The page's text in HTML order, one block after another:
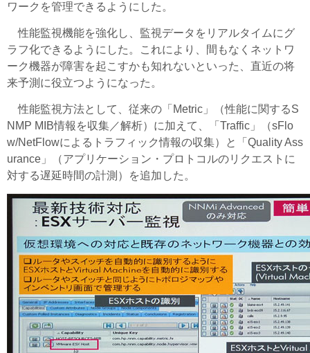
ワークを管理できるようにした。
性能監視機能を強化し、監視データをリアルタイムにグ
ラフ化できるようにした。これにより、間もなくネットワ
ーク機器が障害を起こすかも知れないといった、直近の将
来予測に役立つようになった。
性能監視方法として、従来の「Metric」（性能に関するS
NMP MIB情報を収集／解析）に加えて、「Traffic」（sFlo
w/NetFlowによるトラフィック情報の収集）と「Quality Ass
urance」（アプリケーション・プロトコルのリクエストに
対する遅延時間の計測）を追加した。